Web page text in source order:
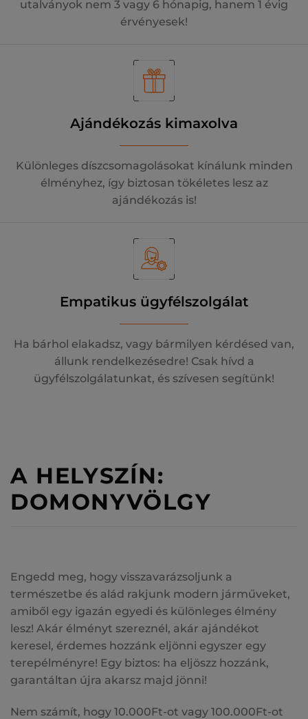
utalványok nem 3 vagy 6 hónapig, hanem 1 évig
érvényesek!
Ajándékozás kimaxolva
Különleges díszcsomagolásokat kínálunk minden
élményhez, így biztosan tökéletes lesz az
ajándékozás is!
Empatikus ügyfélszolgálat
Ha bárhol elakadsz, vagy bármilyen kérdésed van,
állunk rendelkezésedre! Csak hívd a
ügyfélszolgálatunkat, és szívesen segítünk!
A HELYSZÍN:
DOMONYVÖLGY
Engedd meg, hogy visszavarázsoljunk a
természetbe és alád rakjunk modern járműveket,
amiből egy igazán egyedi és különleges élmény
lesz! Akár élményt szereznél, akár ajándékot
keresel, érdemes hozzánk eljönni egyszer egy
terepélményre! Egy biztos: ha eljöszz hozzánk,
garantáltan újra akarsz majd jönni!
Nem számít, hogy 10.000Ft-ot vagy 100.000Ft-ot